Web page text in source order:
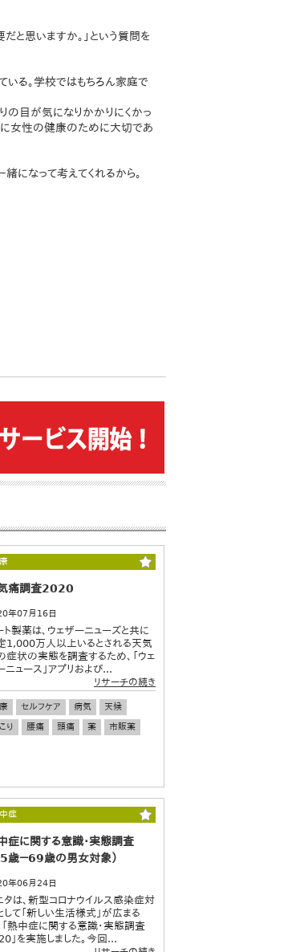
と思いますか。」という質問を
る。学校ではもちろん家庭で
の目が気になりかかりにくかっ
に女性の健康のために大切であ
になって考えてくれるから。
痛調査2020
年07月16日
ト製薬は、ウェザーニューズと共に
1,000万人以上いるとされる天気
症状の実態を調査するため、「ウェ
ニュース」アプリおよび...
リサーチの続き
セルフケア 病気
天候
り
腰痛 頭痛 薬 市販薬
症
症に関する意識・実態調査
歳－69歳の男女対象）
年06月24日
タは、新型コロナウイルス感染症対
して「新しい生活様式」が広まる
「熱中症に関する意識・実態調査
」を実施しました。今回...